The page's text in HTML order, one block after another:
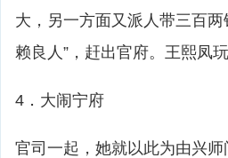
大，另一方面又派人带三百
赖良人”，赶出官府。王熙凤
4．大闹宁府
官司一起，她就以此为由兴